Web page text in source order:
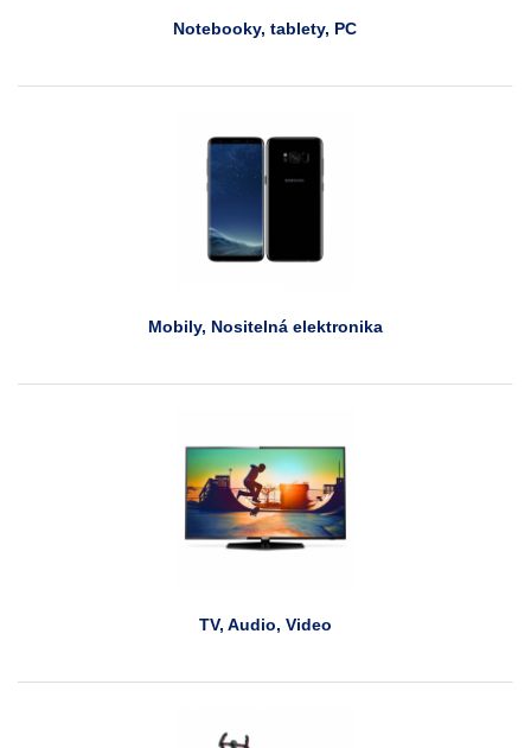
Notebooky, tablety, PC
Mobily, Nositelná elektronika
TV, Audio, Video